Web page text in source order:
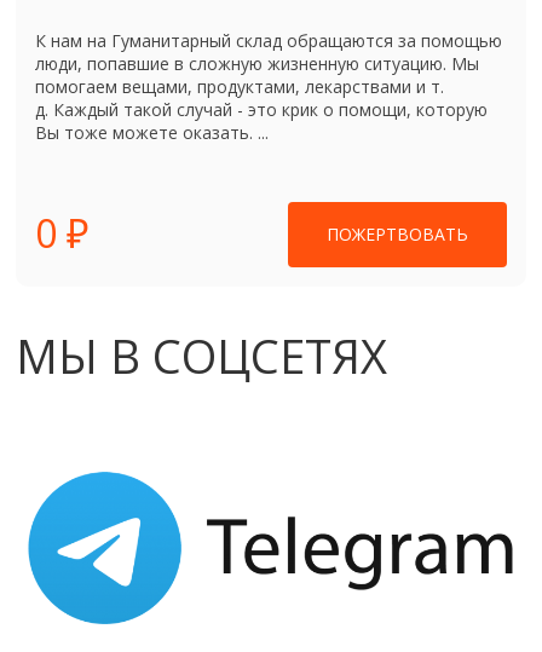
К нам на Гуманитарный склад обращаются за помощью
люди, попавшие в сложную жизненную ситуацию. Мы
помогаем вещами, продуктами, лекарствами и т.
д. Каждый такой случай - это крик о помощи, которую
Вы тоже можете оказать. ...
0 ₽ ПОЖЕРТВОВАТЬ
МЫ В СОЦСЕТЯХ